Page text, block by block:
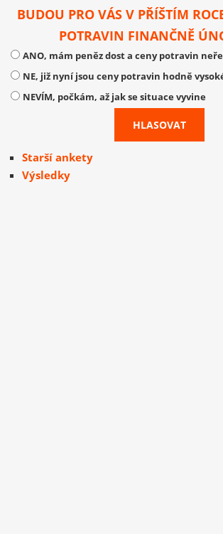
BUDOU PRO VÁS V PŘÍŠTÍM
POTRAVIN FINANČNĚ
ANO, mám peněz dost a ceny potravin
NE, již nyní jsou ceny potravin hodně
NEVÍM, počkám, až jak se situace vyvine
Starší ankety
Výsledky